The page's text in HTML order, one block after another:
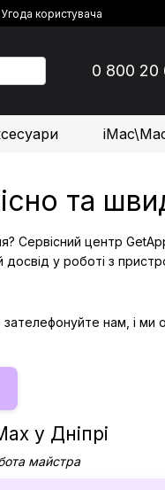
Угода користувача
0 800 20
та
центр
досвід у роботі з
зателефонуйте нам, і
у Дніпрі
майстра